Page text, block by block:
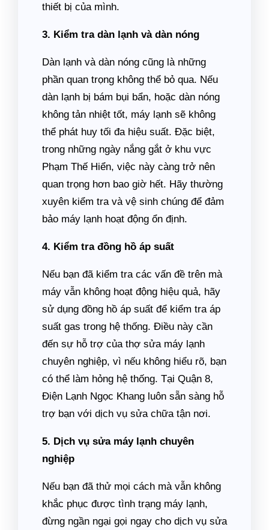
thiết bị của mình.
3. Kiểm tra dàn lạnh và dàn nóng
Dàn lạnh và dàn nóng cũng là những
phần quan trọng không thể bỏ qua. Nếu
dàn lạnh bị bám bụi bẩn, hoặc dàn nóng
không tản nhiệt tốt, máy lạnh sẽ không
thể phát huy tối đa hiệu suất. Đặc biệt,
trong những ngày nắng gắt ở khu vực
Phạm Thế Hiển, việc này càng trở nên
quan trọng hơn bao giờ hết. Hãy thường
xuyên kiểm tra và vệ sinh chúng để đảm
bảo máy lạnh hoạt động ổn định.
4. Kiểm tra đồng hồ áp suất
Nếu bạn đã kiểm tra các vấn đề trên mà
máy vẫn không hoạt động hiệu quả, hãy
sử dụng đồng hồ áp suất để kiểm tra áp
suất gas trong hệ thống. Điều này cần
đến sự hỗ trợ của thợ sửa máy lạnh
chuyên nghiệp, vì nếu không hiểu rõ, bạn
có thể làm hỏng hệ thống. Tại Quận 8,
Điện Lạnh Ngọc Khang luôn sẵn sàng hỗ
trợ bạn với dịch vụ sửa chữa tận nơi.
5. Dịch vụ sửa máy lạnh chuyên
nghiệp
Nếu bạn đã thử mọi cách mà vẫn không
khắc phục được tình trạng máy lạnh,
đừng ngần ngại gọi ngay cho dịch vụ sửa